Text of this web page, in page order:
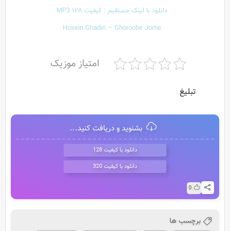
دانلود با لینک مستقیم : کیفیت ۱۲۸ MP3
Hosein Ghadiri – Ghoroobe Jome
امتیاز موزیک
تبلیغ
بشنوید و دریافت کنید...
دانلود با کیفیت 128
دانلود با کیفیت 320
0
برچسب ها